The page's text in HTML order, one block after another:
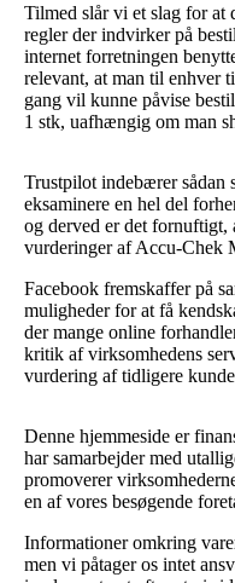
Tilmed slår vi et slag for at
regler der indvirker på
internet forretningen
relevant, at man til enhver
gang vil kunne påvise
1 stk, uafhængig om man
Trustpilot indebærer sådan
eksaminere en hel del
og derved er det fornuftigt,
vurderinger af Accu-Chek
Facebook fremskaffer på
muligheder for at få
der mange online
kritik af virksomhedens
vurdering af tidligere
Denne hjemmeside er
har samarbejder med
promoverer
en af vores besøgende
Informationer omkring
men vi påtager os intet